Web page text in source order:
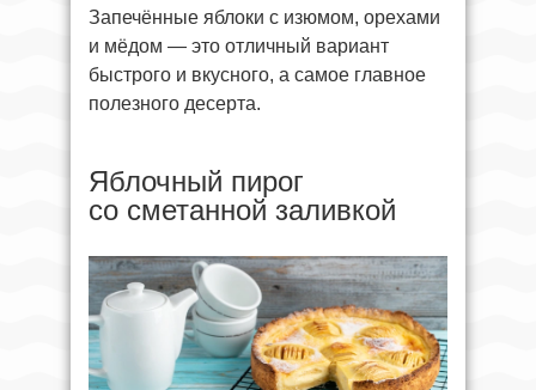
Запечённые яблоки с изюмом, орехами
и мёдом — это отличный вариант
быстрого и вкусного, а самое главное
полезного десерта.
Яблочный пирог
со сметанной заливкой